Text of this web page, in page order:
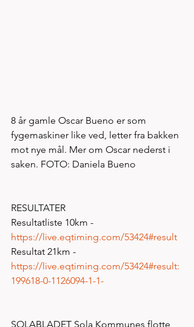
8 år gamle Oscar Bueno er som
fygemaskiner like ved, letter fra bakken
mot nye mål. Mer om Oscar nederst i
saken. FOTO: Daniela Bueno
RESULTATER
Resultatliste 10km -
https://live.eqtiming.com/53424#result
Resultat 21km -
https://live.eqtiming.com/53424#result:
199618-0-1126094-1-1-
SOLABLADET Sola Kommunes flotte